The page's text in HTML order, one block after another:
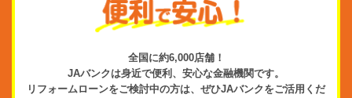
全国に約6,000店舗！
JAバンクは身近で便利、 安心な金融機関です。
リフォームローンをご検討中の方は、 ぜひJAバンクをご活用くだ